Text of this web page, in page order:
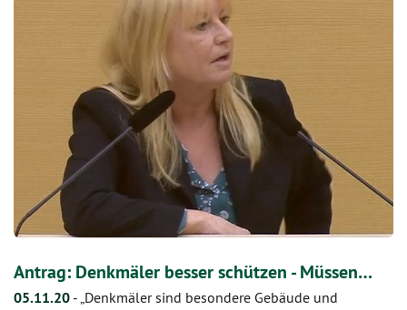
Antrag: Denkmäler besser schützen - Müssen…
05.11.20 - „Denkmäler sind besondere Gebäude und